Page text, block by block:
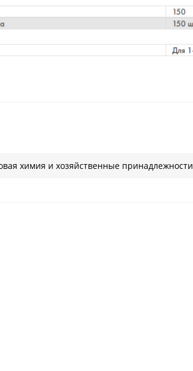
химия и хозяйственные принадлежности